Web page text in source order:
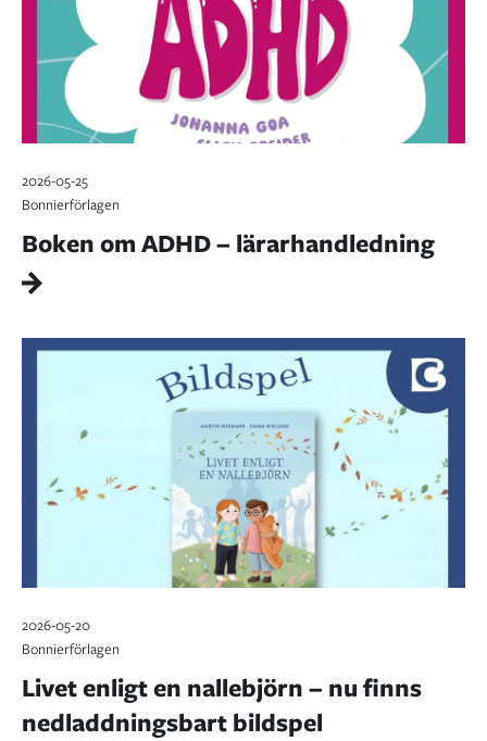
2026-05-25
Bonnierförlagen
Boken om ADHD – lärarhandledning
2026-05-20
Bonnierförlagen
Livet enligt en nallebjörn – nu finns
nedladdningsbart bildspel